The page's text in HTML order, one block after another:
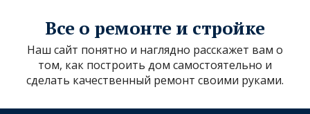
Все о ремонте и стройке
Наш сайт понятно и наглядно расскажет вам о
том, как построить дом самостоятельно и
сделать качественный ремонт своими руками.